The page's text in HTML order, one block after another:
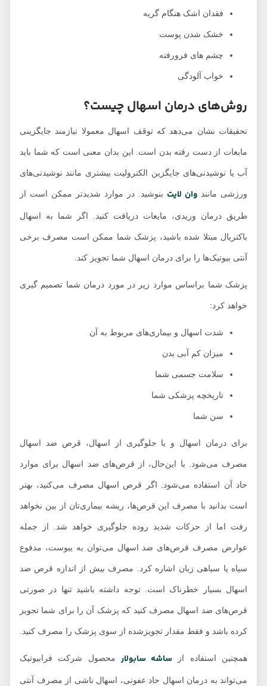
فقدان اشک هنگام گریه
خشک شدن پوست
چشم های فرورفته
خواب آلودگی
روش‌های درمان اسهال چیست؟
تحقیقات نشان می‌دهد که توقف اسهال معمولا نیازمند جایگزینی
مایعات از دست رفته بدن است. این بدان معنی است که شما باید
آب یا نوشیدنی‌های جایگزین الکترولیت بیشتری مانند نوشیدنی‌های
ورزشی مانندوان لایت بنوشید. در موارد شدیدتر ممکن است از
طریق درمان وریدی، مایعات دریافت کنید. اگر شما به اسهال
باکتریال مبتلا شده باشید، پزشک شما ممکن است مصرف برخی
آنتی بیوتیک‌ها را برای درمان اسهال شما تجویز کند.
پزشک شما براساس موارد زیر در مورد درمان شما تصمیم گیری
خواهد کرد:
شدت اسهال و بیماری‌های مربوط به آن
میزان کم آبی بدن
سلامت جسمی شما
تاریخچه پزشکی شما
سن شما
برای درمان اسهال و یا جلوگیری از اسهال، قرص ضد اسهال
مصرف می‌شود. با این‌حال، از قرص‌های ضد اسهال برای موارد
حاد آن استفاده می‌شود. اگر قرص اسهال مصرف می‌کنید، بهتر
است بدانید با مصرف این قرص‌ها، ریشه بیماری‌تان از بین نخواهد
رفت اما از حرکات شدید روده جلوگیری خواهد شد. از جمله
عوارض مصرف قرص‌های ضد اسهال می‌توان به یبوست، مدفوع
سیاه یا سیاهی زبان اشاره کرد. مصرف بیش از اندازه قرص ضد
اسهال بسیار خطرناک است. توجه داشته باشید تنها در صورتی
قرص‌های ضد اسهال مصرف کنید که پزشک آن را برای شما تجویز
کرده باشد و فقط مقدار تجویز‌شده از سوی پزشک را مصرف کنید.
همچنین استفاده از ساشه سابولارمحصول شرکت فرابیوتیک
می‌تواند به درمان اسهال حاد عفونی، اسهال ناشی از مصرف آنتی